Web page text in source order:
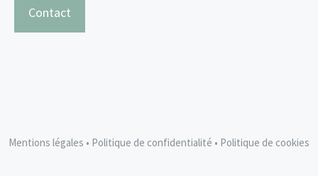
Contact
Mentions légales • Politique de confidentialité • Politique de cookies